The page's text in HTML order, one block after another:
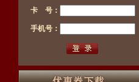
卡 号：
手机号：